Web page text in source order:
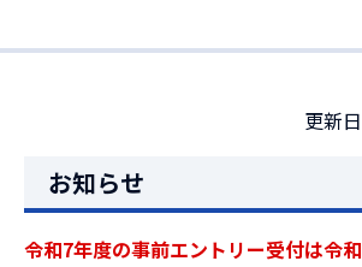
更新
お知らせ
令和7年度の事前エントリー受付は令